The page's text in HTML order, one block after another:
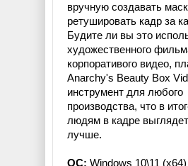
вручную создавать
ретушировать кадр за
Будите ли вы это
художественного
корпоративого видео,
Anarchy's Beauty Box
инструмент для любого
производства, что в
людям в кадре
лучше.
ОС: Windows 10\11 (x64)